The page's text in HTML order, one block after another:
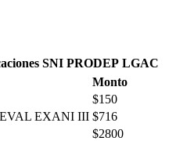
SNI PRODEP LGAC
Monto
$150
EXANI III $716
$2800